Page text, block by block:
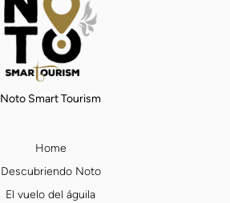
Noto Smart Tourism
Home
Descubriendo Noto
El vuelo del águila